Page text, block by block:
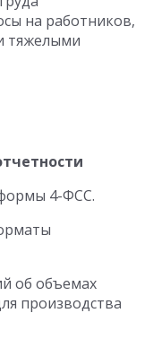
на работников,
тяжелыми
4-ФСС.
об объемах
производства